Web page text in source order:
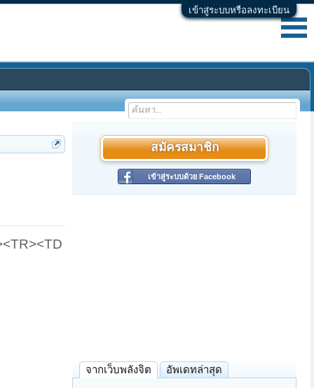
เข้าสู่ระบบหรือลงทะเบียน
สมัครสมาชิก
เข้าสู่ระบบด้วย Facebook
จากเว็บพลังจิต อัพเดทล่าสุด